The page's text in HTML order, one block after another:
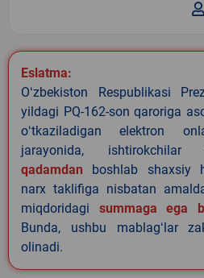
Eslatma:
Oʻzbekiston Respublikasi
yildagi PQ-162-son qaroriga
oʻtkaziladigan elektron
jarayonida,
qadamdan boshlab shaxsiy
narx taklifiga nisbatan
miqdoridagi summaga ega
Bunda, ushbu mablagʻlar
olinadi.